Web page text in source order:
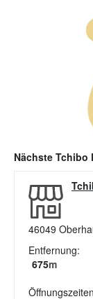
Nächste Tchibo
46049
Entfernung:
675m